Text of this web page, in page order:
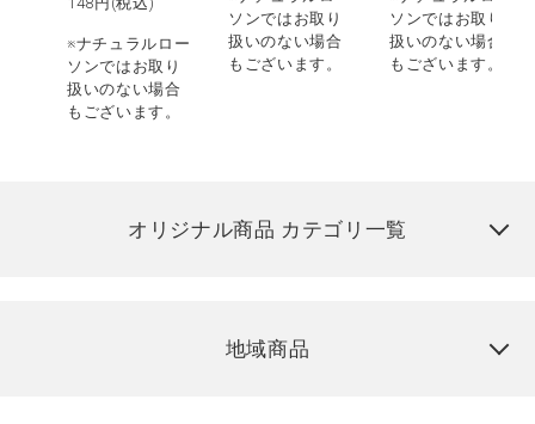
※ナチュラルロー
ソンではお取り
扱いのない場合
もございます。
ソンではお取り
扱いのない場合
もございます。
ソンではお取り
扱いのない場合
もございます。
オリジナル商品 カテゴリ一覧
地域商品